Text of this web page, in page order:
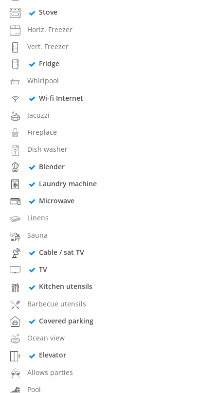
Stove
Horiz. Freezer
Vert. Freezer
Fridge
Whirlpool
Wi-fi Internet
Jacuzzi
Fireplace
Dish washer
Blender
Laundry machine
Microwave
Linens
Sauna
Cable / sat TV
TV
Kitchen utensils
Barbecue utensils
Covered parking
Ocean view
Elevator
Allows parties
Pool